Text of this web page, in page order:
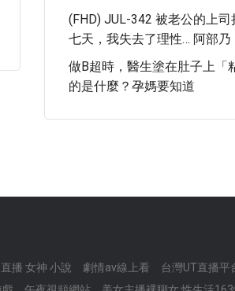
(FHD) JUL-342 被老公的上
七天，我失去了理性… 阿部乃
做B超時，醫生塗在肚子上「
的是什麼？孕媽要知道
直播 女神 小說 劇情av線上看 台灣UT直播平